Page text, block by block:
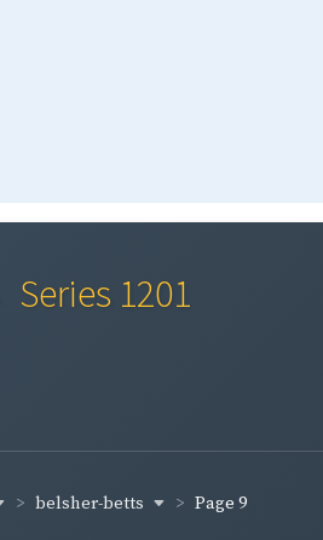
Series 1201
belsher-betts Page 9